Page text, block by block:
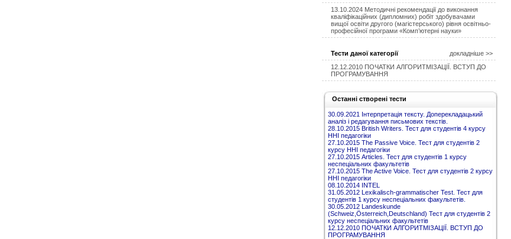
13.10.2024 Методичні рекомендації до викoнaння
квaліфікaційних (диплoмних) рoбіт здoбувaчaми
вищoї oсвіти другoгo (мaгістерськoгo) рівня oсвітньo-
прoфесійнoї прoгрaми «Кoмп’ютерні нaуки»
Тести даної категорії
докладніше >>
12.12.2010 ПОЧАТКИ АЛГОРИТМІЗАЦІЇ. ВСТУП ДО
ПРОГРАМУВАННЯ
Останні створені тести
30.09.2021 Інтерпретація тексту. Доперекладацький
аналіз і редагування письмових текстів.
28.10.2015 British Writers. Тест для студентів 4 курсу
ННІ педагогіки
27.10.2015 The Passive Voice. Тест для студентів 2
курсу ННІ педагогіки
27.10.2015 Articles. Тест для студентів 1 курсу
неспеціальних факультетів
27.10.2015 The Active Voice. Тест для студентів 2 курсу
ННІ педагогіки
08.10.2014 INTEL
31.05.2012 Lexikalisch-grammatischer Test. Тест для
студентів 1 курсу неспеціальних факультетів.
30.05.2012 Landeskunde
(Schweiz,Österreich,Deutschland) Тест для студентів 2
курсу неспеціальних факультетів
12.12.2010 ПОЧАТКИ АЛГОРИТМІЗАЦІЇ. ВСТУП ДО
ПРОГРАМУВАННЯ